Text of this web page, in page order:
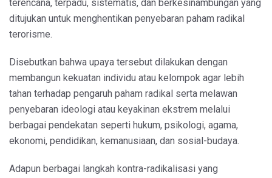
terencana, terpadu, sistematis, dan berkesinambungan yang
ditujukan untuk menghentikan penyebaran paham radikal
terorisme.
Disebutkan bahwa upaya tersebut dilakukan dengan
membangun kekuatan individu atau kelompok agar lebih
tahan terhadap pengaruh paham radikal serta melawan
penyebaran ideologi atau keyakinan ekstrem melalui
berbagai pendekatan seperti hukum, psikologi, agama,
ekonomi, pendidikan, kemanusiaan, dan sosial-budaya.
Adapun berbagai langkah kontra-radikalisasi yang